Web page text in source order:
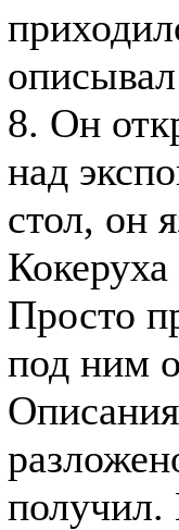
8. Он
над
стол, он
Просто
под ним
получил.